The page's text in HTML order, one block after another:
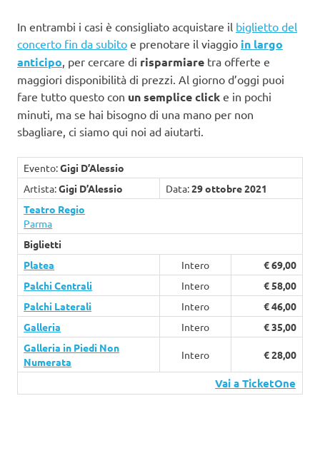
In entrambi i casi è consigliato acquistare il biglietto del
concerto fin da subito e prenotare il viaggio in largo
anticipo, per cercare di risparmiare tra offerte e
maggiori disponibilità di prezzi. Al giorno d’oggi puoi
fare tutto questo con un semplice click e in pochi
minuti, ma se hai bisogno di una mano per non
sbagliare, ci siamo qui noi ad aiutarti.
Evento:Gigi D’Alessio
Artista:Gigi D’Alessio Data:29 ottobre 2021
Teatro Regio
Parma
Biglietti
Platea
Intero
€ 69,00
Palchi Centrali
Intero
€ 58,00
Palchi Laterali
Intero
€ 46,00
Galleria
Intero
€ 35,00
Galleria in Piedi Non
Numerata
Intero € 28,00
Vai a TicketOne